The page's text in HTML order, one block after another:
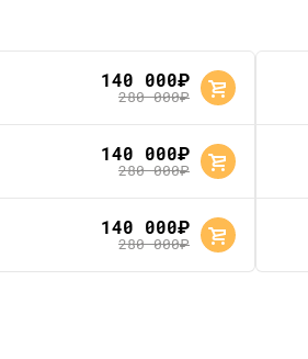
140 000руб.
280 000руб.
140 000руб.
280 000руб.
140 000руб.
280 000руб.